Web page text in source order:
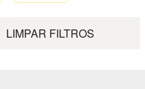
LIMPAR FILTROS